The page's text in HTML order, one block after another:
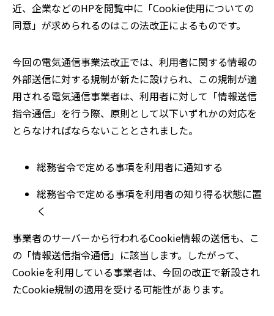
近、企業などのHPを閲覧中に 「Cookie使用についての
同意」が求められるのはこの法改正によるものです。
今回の電気通信事業法改正では、利用者に関する情報の
外部送信に対する規制が新たに設けられ、この規制が適
用される電気通信事業者は、利用者に対して 「情報送信
指令通信」 を行う際、原則として以下いずれかの対応を
とらなければならないこととされました。
総務省令で定める事項を利用者に通知する
総務省令で定める事項を利用者の知り得る状態に置
く
事業者のサーバーから行われるCookie情報の送信も、こ
の「情報送信指令通信」に該当します。したがって、
Cookieを利用している事業者は、今回の改正で新設され
たCookie規制の適用を受ける可能性があります。